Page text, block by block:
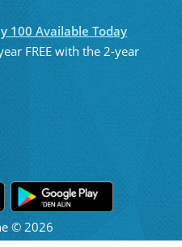
100 Available Today
FREE with the 2-year
© 2026